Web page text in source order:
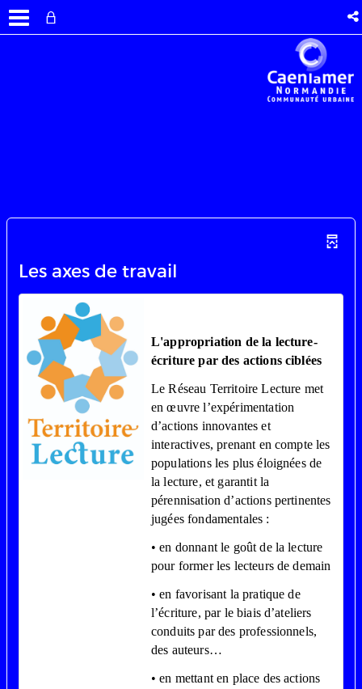
Les axes de travail
L'appropriation de la lecture-
écriture par des actions ciblées
Le Réseau Territoire Lecture met
en œuvre l’expérimentation
d’actions innovantes et
interactives, prenant en compte les
populations les plus éloignées de
la lecture, et garantit la
pérennisation d’actions pertinentes
jugées fondamentales :
• en donnant le goût de la lecture
pour former les lecteurs de demain
• en favorisant la pratique de
l’écriture, par le biais d’ateliers
conduits par des professionnels,
des auteurs…
• en mettant en place des actions